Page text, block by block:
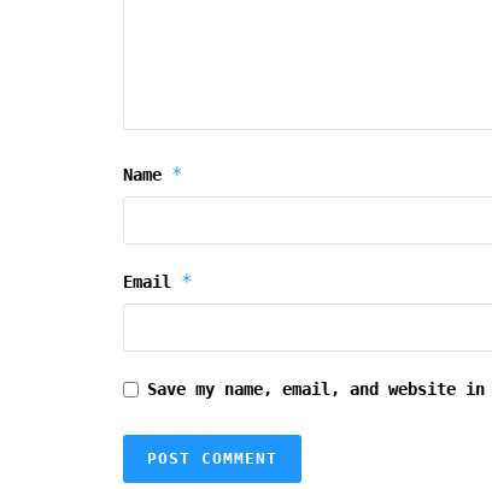
Name *
Email *
Save my name, email, and website